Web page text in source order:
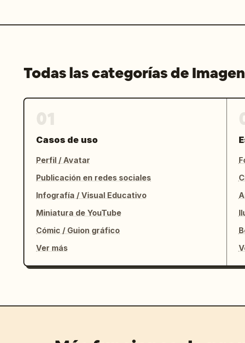
Todas las categorías de Imagen
Casos de uso
Perfil / Avatar
Publicación en redes sociales
Infografía / Visual Educativo
Miniatura de YouTube
Cómic / Guion gráfico
Ver más